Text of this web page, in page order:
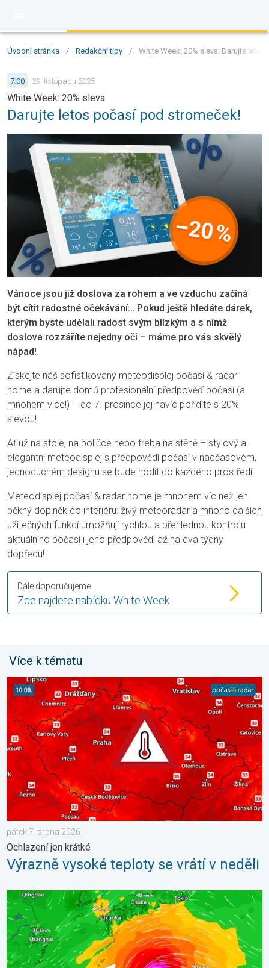
Úvodní stránka / Redakční tipy / White Week: 20% sleva: Darujte
7:00 29. listopadu 2025
White Week: 20% sleva
Darujte letos počasí pod stromeček!
Vánoce jsou již doslova za rohem a ve vzduchu začíná
být cítit radostné očekávání… Pokud ještě hledáte dárek,
kterým byste udělali radost svým blízkým a s nímž
doslova rozzáříte nejedny oči – máme pro vás skvělý
nápad!
Získejte náš sofistikovaný meteodisplej počasí & radar
home a darujte domů profesionální předpověď počasí (a
mnohem více!) – do 7. prosince jej navíc pořídíte s 20%
slevou!
Ať už na stole, na poličce nebo třeba na stěně – stylový a
elegantní meteodisplej s předpovědí počasí v nadčasovém,
jednoduchém designu se bude hodit do každého prostředí.
Meteodisplej počasí & radar home je mnohem víc než jen
pěkný doplněk do interiéru: živý meteoradar a mnoho dalších
užitečných funkcí umožňují rychlou a přehlednou kontrolu
aktuálního počasí i jeho předpovědi až na dva týdny
dopředu!
Zde najdete nabídku White Week
Dále doporučujeme
Více k tématu
Výrazně vysoké teploty se vrátí v neděli. Ochlazení jen krátké.
pátek 7. srpna 2026
Ochlazení jen krátké
Výrazně vysoké teploty se vrátí v neděli
Japonsko se připravuje na tajfun Dolphin. Obavy ze sesuvů